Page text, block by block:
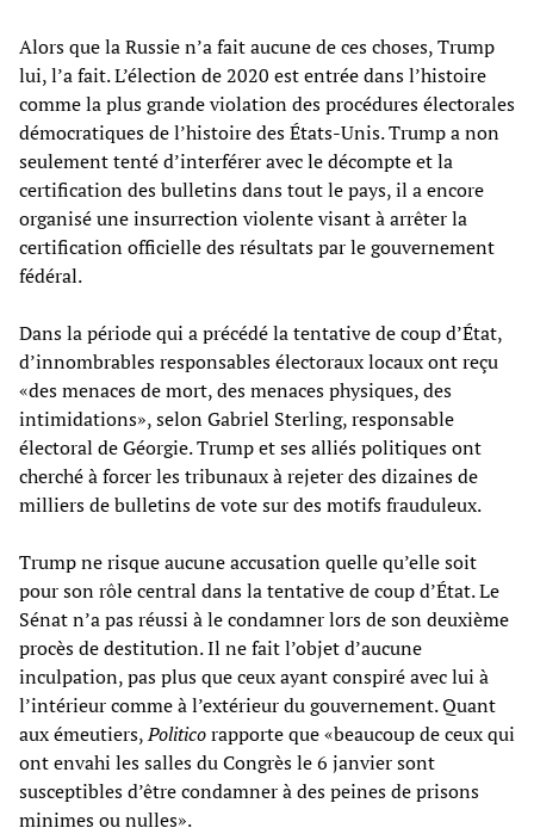
Alors que la Russie n’a fait aucune de ces choses, Trump
lui, l’a fait. L’élection de 2020 est entrée dans l’histoire
comme la plus grande violation des procédures électorales
démocratiques de l’histoire des États-Unis. Trump a non
seulement tenté d’interférer avec le décompte et la
certification des bulletins dans tout le pays, il a encore
organisé une insurrection violente visant à arrêter la
certification officielle des résultats par le gouvernement
fédéral.
Dans la période qui a précédé la tentative de coup d’État,
d’innombrables responsables électoraux locaux ont reçu
«des menaces de mort, des menaces physiques, des
intimidations», selon Gabriel Sterling, responsable
électoral de Géorgie. Trump et ses alliés politiques ont
cherché à forcer les tribunaux à rejeter des dizaines de
milliers de bulletins de vote sur des motifs frauduleux.
Trump ne risque aucune accusation quelle qu’elle soit
pour son rôle central dans la tentative de coup d’État. Le
Sénat n’a pas réussi à le condamner lors de son deuxième
procès de destitution. Il ne fait l’objet d’aucune
inculpation, pas plus que ceux ayant conspiré avec lui à
l’intérieur comme à l’extérieur du gouvernement. Quant
aux émeutiers,Politicorapporte que «beaucoup de ceux qui
ont envahi les salles du Congrès le 6 janvier sont
susceptibles d’être condamner à des peines de prisons
minimes ou nulles».